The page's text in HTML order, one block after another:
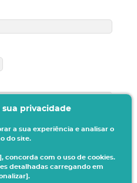
Exportar
sua privacidade
a sua experiência e analisar o
do site.
concorda com o uso de cookies.
detalhadas carregando em